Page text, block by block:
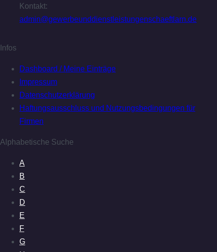
Kontakt:
admin@gewerbeunddienstleistungenschaeftlarn.de
Infos
Dashboard / Meine Einträge
Impressum
Datenschutzerklärung
Haftungsausschluss und Nutzungsbedingungen für
Firmen
Alphabetische Suche
A
B
C
D
E
F
G